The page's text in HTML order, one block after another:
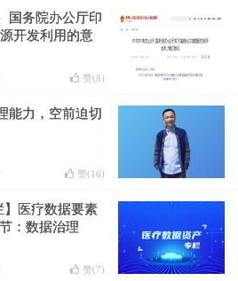
国务院办公厅印
开发利用的意
赞(8)
能力，空前迫切
赞(16)
】医疗数据要素
：数据治理
赞(7)